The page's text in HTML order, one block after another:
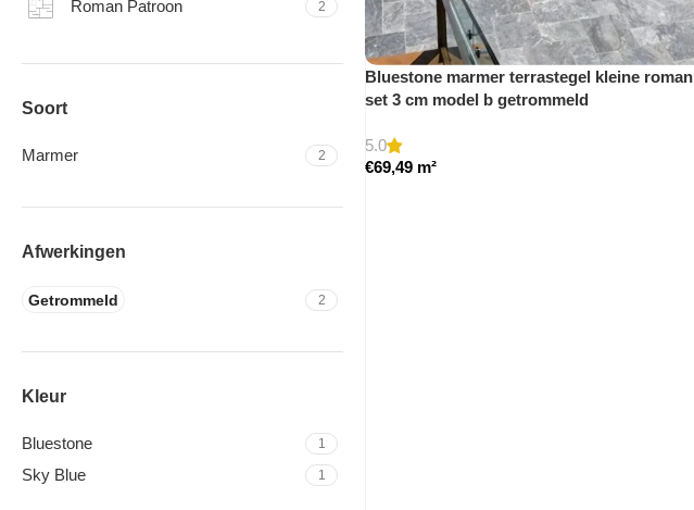
Roman Patroon 2
Soort
Marmer 2
Afwerkingen
Getrommeld 2
Kleur
Bluestone 1
Sky Blue 1
Bluestone marmer terrastegel kleine roman
set 3 cm model b getrommeld
5.0
€69,49 m²